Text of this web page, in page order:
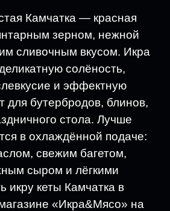
Камчатка — красная
зерном, нежной
сливочным вкусом. Икра
солёность,
и эффектную
для бутербродов, блинов,
стола. Лучше
в охлаждённой подаче:
свежим багетом,
сыром и лёгкими
икру кеты Камчатка в
«Икра&Мясо» на